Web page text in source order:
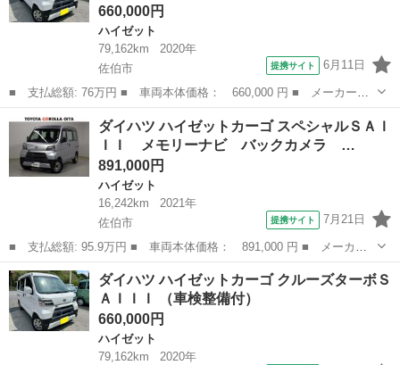
660,000円
ハイゼット
79,162km
2020年
佐伯市
提携サイト 6月11日
■ 支払総額: 76万円 ■ 車両本体価格： 660,000 円 ■ メーカー
名： ダイハツ ■ 車種名： ハイゼットカーゴ ■ グレード名：
クルーズターボＳＡＩＩＩ ■ 排気量： 660cc ■ ドア枚数： 5D
■ ...
大分 佐伯市 ハイゼット
ダイハツ ハイゼットカーゴ スペシャルＳＡＩ
ＩＩ メモリーナビ バックカメラ …
891,000円
ハイゼット
16,242km
2021年
佐伯市
提携サイト 7月21日
■ 支払総額: 95.9万円 ■ 車両本体価格： 891,000 円 ■ メーカー
名： ダイハツ ■ 車種名： ハイゼットカーゴ ■ グレード名：
スペシャルＳＡＩＩＩ メモリーナビ バックカメラ 衝突被害軽減
システム Ｅ...
大分 佐伯市 ハイゼット
ダイハツ ハイゼットカーゴ クルーズターボＳ
ＡＩＩＩ （車検整備付）
660,000円
ハイゼット
79,162km
2020年